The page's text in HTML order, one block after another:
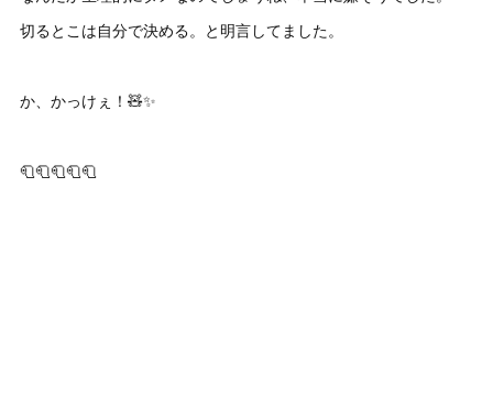
切るとこは自分で決める。と明言してました。
か、かっけぇ！🧸✨
🧻🧻🧻🧻🧻